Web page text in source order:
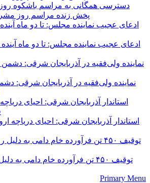
دسترسی همگانی به مراسم باشکوه
پخش زنده مراسم روز
ادعای عجیب نماینده مجلس: تا دو ماه
نماینده ولی‌فقیه در آذربایجان شرقی:
استاندار آذربایجان شرقی: احیای دریاچه
توقیف ۴۵۰ تن فرآورده خام دامی
Primary Menu